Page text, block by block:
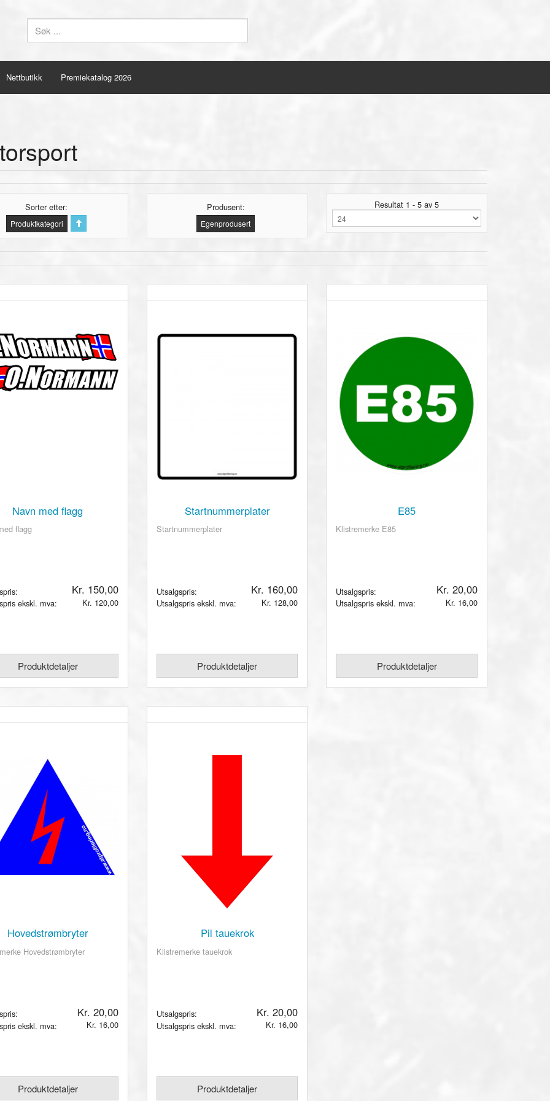
Nettbutikk Premiekatalog 2026
Sorter etter
Produktkategori
Produsent:
Egenprodusert
Resultat 1 - 5 av 5
Navn med flagg
flagg
Kr. 150,00
ekskl. mva: Kr. 120,00
Produktdetaljer
Startnummerplater
Startnummerplater
Utsalgspris: Kr. 160,00
Utsalgspris ekskl. mva: Kr. 128,00
Produktdetaljer
E85
Klistremerke E85
Utsalgspris: Kr. 20,00
Utsalgspris ekskl. mva: Kr. 16,00
Produktdetaljer
Hovedstrømbryter
Hovedstrømbryter
Kr. 20,00
ekskl. mva: Kr. 16,00
Produktdetaljer
Pil tauekrok
Klistremerke tauekrok
Utsalgspris: Kr. 20,00
Utsalgspris ekskl. mva: Kr. 16,00
Produktdetaljer